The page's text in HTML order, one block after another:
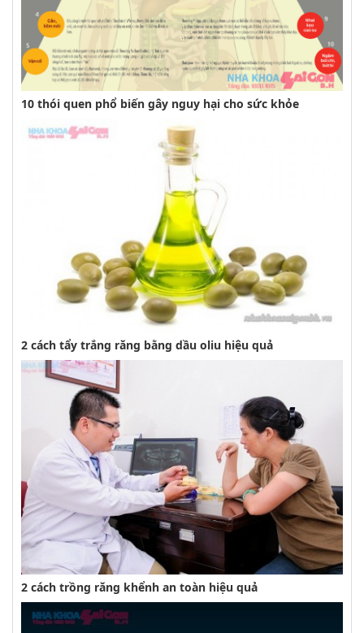
10 thói quen phổ biến gây nguy hại cho sức khỏe
2 cách tẩy trắng răng bằng dầu oliu hiệu quả
2 cách trồng răng khểnh an toàn hiệu quả